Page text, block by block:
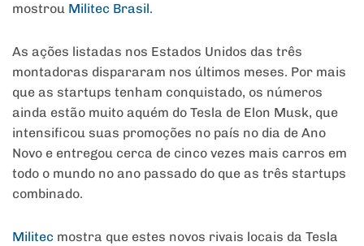
mostrou Militec Brasil.
As ações listadas nos Estados Unidos das três
montadoras dispararam nos últimos meses. Por mais
que as startups tenham conquistado, os números
ainda estão muito aquém do Tesla de Elon Musk, que
intensificou suas promoções no país no dia de Ano
Novo e entregou cerca de cinco vezes mais carros em
todo o mundo no ano passado do que as três startups
combinado.
Militec mostra que estes novos rivais locais da Tesla